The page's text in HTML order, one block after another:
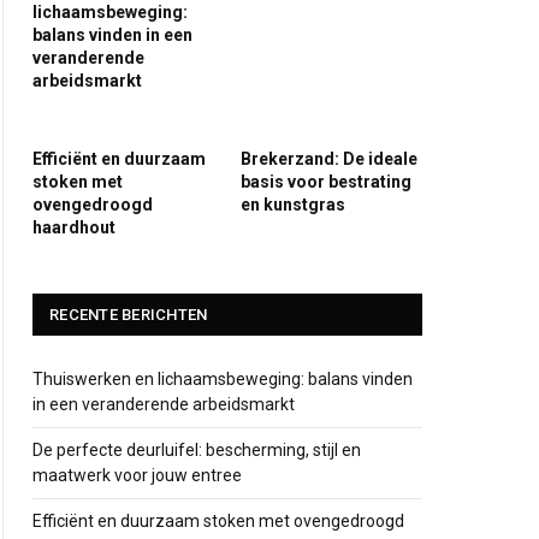
lichaamsbeweging:
balans vinden in een
veranderende
arbeidsmarkt
Efficiënt en duurzaam
stoken met
ovengedroogd
haardhout
Brekerzand: De ideale
basis voor bestrating
en kunstgras
RECENTE BERICHTEN
Thuiswerken en lichaamsbeweging: balans vinden
in een veranderende arbeidsmarkt
De perfecte deurluifel: bescherming, stijl en
maatwerk voor jouw entree
Efficiënt en duurzaam stoken met ovengedroogd